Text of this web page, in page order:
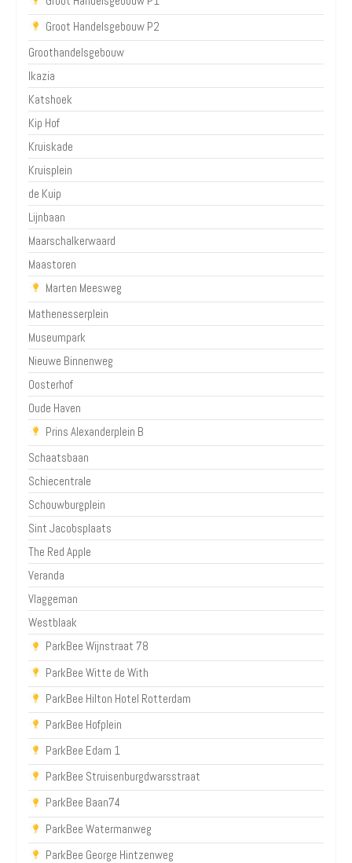
Groot Handelsgebouw P2
Groothandelsgebouw
Ikazia
Katshoek
Kip Hof
Kruiskade
Kruisplein
de Kuip
Lijnbaan
Maarschalkerwaard
Maastoren
Marten Meesweg
Mathenesserplein
Museumpark
Nieuwe Binnenweg
Oosterhof
Oude Haven
Prins Alexanderplein B
Schaatsbaan
Schiecentrale
Schouwburgplein
Sint Jacobsplaats
The Red Apple
Veranda
Vlaggeman
Westblaak
ParkBee Wijnstraat 78
ParkBee Witte de With
ParkBee Hilton Hotel Rotterdam
ParkBee Hofplein
ParkBee Edam 1
ParkBee Struisenburgdwarsstraat
ParkBee Baan74
ParkBee Watermanweg
ParkBee George Hintzenweg